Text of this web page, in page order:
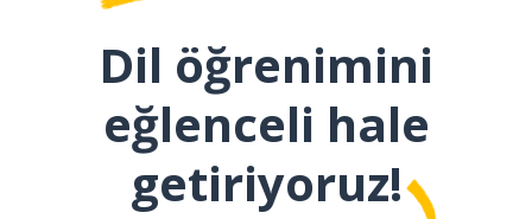
Dil öğrenimini
eğlenceli hale
getiriyoruz!